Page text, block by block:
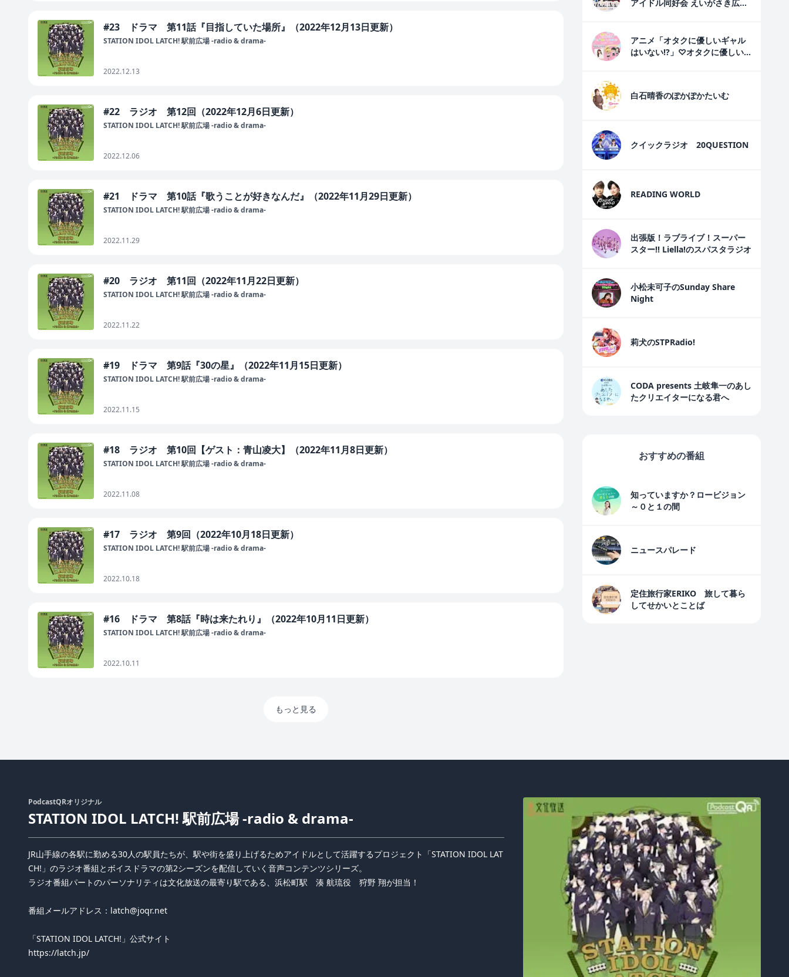
#23 ドラマ 第11話『目指していた場所』（2022年12月13日更新）
STATION IDOL LATCH! 駅前広場 -radio & drama-
2022.12.13
#22 ラジオ 第12回（2022年12月6日更新）
STATION IDOL LATCH! 駅前広場 -radio & drama-
2022.12.06
#21 ドラマ 第10話『歌うことが好きなんだ』（2022年11月29日更新）
STATION IDOL LATCH! 駅前広場 -radio & drama-
2022.11.29
#20 ラジオ 第11回（2022年11月22日更新）
STATION IDOL LATCH! 駅前広場 -radio & drama-
2022.11.22
#19 ドラマ 第9話『30の星』（2022年11月15日更新）
STATION IDOL LATCH! 駅前広場 -radio & drama-
2022.11.15
#18 ラジオ 第10回【ゲスト：青山凌大】（2022年11月8日更新）
STATION IDOL LATCH! 駅前広場 -radio & drama-
2022.11.08
#17 ラジオ 第9回（2022年10月18日更新）
STATION IDOL LATCH! 駅前広場 -radio & drama-
2022.10.18
#16 ドラマ 第8話『時は来たれり』（2022年10月11日更新）
STATION IDOL LATCH! 駅前広場 -radio & drama-
2022.10.11
もっと見る
アイドル同好会 えいがさき広報
アニメ「オタクに優しいギャル
はいない!?」♡オタクに優しい
白石晴香のぽかぽかたいむ
クイックラジオ 20QUESTION
READING WORLD
出張版！ラブライブ！スーパー
スター!! Liella!のスパスタラジオ
小松未可子のSunday Share
Night
莉犬のSTPRadio!
CODA presents 土岐隼一のあし
たクリエイターになる君へ
おすすめの番組
知っていますか？ロービジョン
～０と１の間
ニュースパレード
定住旅行家ERIKO 旅して暮ら
してせかいとことば
PodcastQRオリジナル
STATION IDOL LATCH! 駅前広場 -radio & drama-
JR山手線の各駅に勤める30人の駅員たちが、駅や街を盛り上げるためアイドルとして活躍するプロジェクト「STATION IDOL LAT
CH!」のラジオ番組とボイスドラマの第2シーズンを配信していく音声コンテンツシリーズ。
ラジオ番組パートのパーソナリティは文化放送の最寄り駅である、浜松町駅 湊 航琉役 狩野 翔が担当！
番組メールアドレス：latch@joqr.net
「STATION IDOL LATCH!」公式サイト
https://latch.jp/